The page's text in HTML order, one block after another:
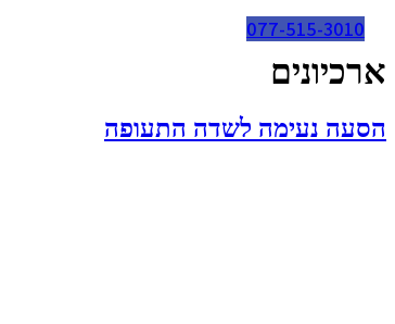
077-515-3010
ארכיונים
הסעה נעימה לשדה התעופה